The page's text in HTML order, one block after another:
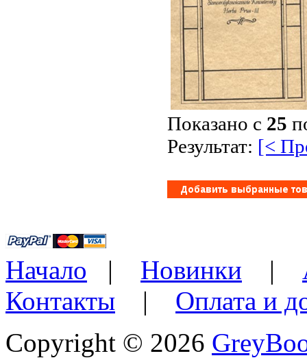
Показано с 25
Результат: [<
Начало | Новинки |
Контакты | Оплата и
Copyright © 2026